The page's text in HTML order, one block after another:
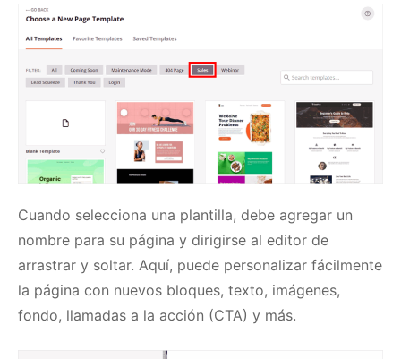
Cuando selecciona una plantilla, debe agregar un
nombre para su página y dirigirse al editor de
arrastrar y soltar. Aquí, puede personalizar fácilmente
la página con nuevos bloques, texto, imágenes,
fondo, llamadas a la acción (CTA) y más.